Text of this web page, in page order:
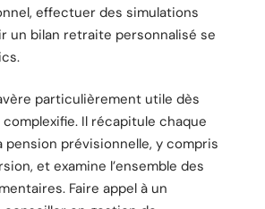
effectuer des simulations
un bilan retraite personnalisé se
particulièrement utile dès
Il récapitule chaque
pension prévisionnelle, y compris
et examine l’ensemble des
Faire appel à un